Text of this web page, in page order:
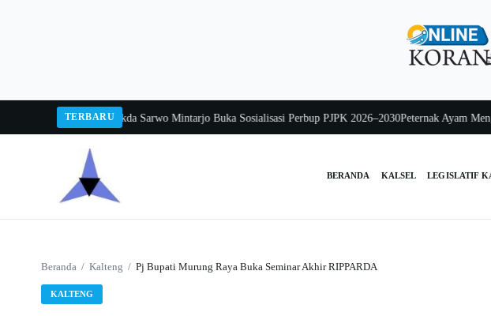
TERBARU
Balang 2026Pj Sekda Sarwo Mintarjo Buka Sosialisasi Perbup PJPK 2026–2030Peternak Ayam
BERANDA KALSEL LEGISLATIF
Beranda / Kalteng / Pj Bupati Murung Raya Buka Seminar Akhir RIPPARDA
KALTENG